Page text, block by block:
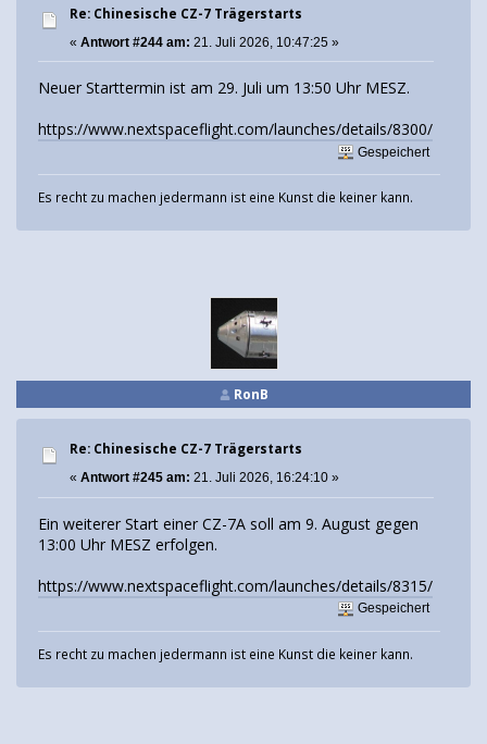
Re: Chinesische CZ-7 Trägerstarts
« Antwort #244 am: 21. Juli 2026, 10:47:25 »
Neuer Starttermin ist am 29. Juli um 13:50 Uhr MESZ.
https://www.nextspaceflight.com/launches/details/8300/
Gespeichert
Es recht zu machen jedermann ist eine Kunst die keiner kann.
RonB
Re: Chinesische CZ-7 Trägerstarts
« Antwort #245 am: 21. Juli 2026, 16:24:10 »
Ein weiterer Start einer CZ-7A soll am 9. August gegen
13:00 Uhr MESZ erfolgen.
https://www.nextspaceflight.com/launches/details/8315/
Gespeichert
Es recht zu machen jedermann ist eine Kunst die keiner kann.